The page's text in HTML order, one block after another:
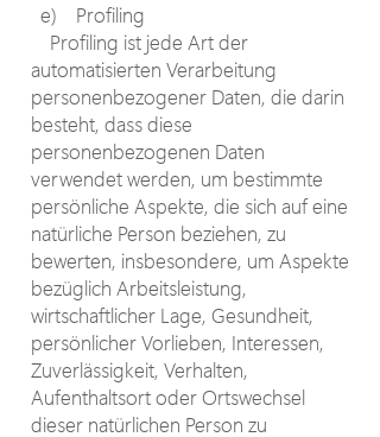
e) Profiling
Profiling ist jede Art der
automatisierten Verarbeitung
personenbezogener Daten, die darin
besteht, dass diese
personenbezogenen Daten
verwendet werden, um bestimmte
persönliche Aspekte, die sich auf eine
natürliche Person beziehen, zu
bewerten, insbesondere, um Aspekte
bezüglich Arbeitsleistung,
wirtschaftlicher Lage, Gesundheit,
persönlicher Vorlieben, Interessen,
Zuverlässigkeit, Verhalten,
Aufenthaltsort oder Ortswechsel
dieser natürlichen Person zu